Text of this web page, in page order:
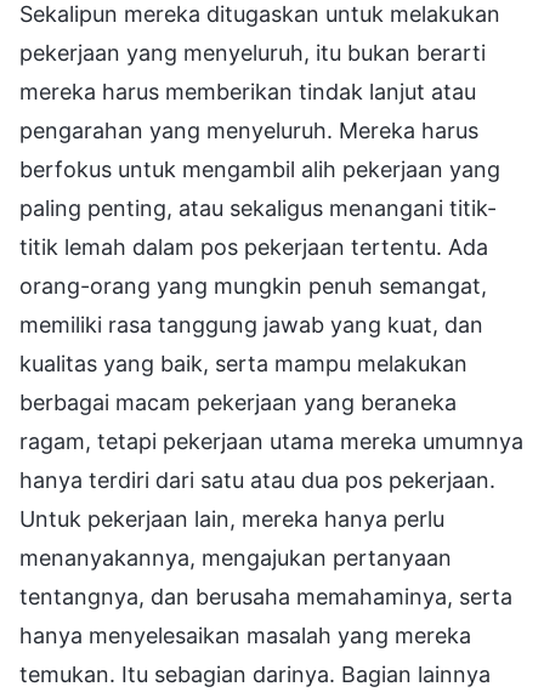
Sekalipun mereka ditugaskan untuk melakukan
pekerjaan yang menyeluruh, itu bukan berarti
mereka harus memberikan tindak lanjut atau
pengarahan yang menyeluruh. Mereka harus
berfokus untuk mengambil alih pekerjaan yang
paling penting, atau sekaligus menangani titik-
titik lemah dalam pos pekerjaan tertentu. Ada
orang-orang yang mungkin penuh semangat,
memiliki rasa tanggung jawab yang kuat, dan
kualitas yang baik, serta mampu melakukan
berbagai macam pekerjaan yang beraneka
ragam, tetapi pekerjaan utama mereka umumnya
hanya terdiri dari satu atau dua pos pekerjaan.
Untuk pekerjaan lain, mereka hanya perlu
menanyakannya, mengajukan pertanyaan
tentangnya, dan berusaha memahaminya, serta
hanya menyelesaikan masalah yang mereka
temukan. Itu sebagian darinya. Bagian lainnya